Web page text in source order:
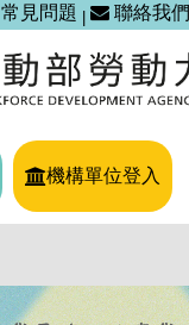
常見問題 聯絡我們
機構單位登入